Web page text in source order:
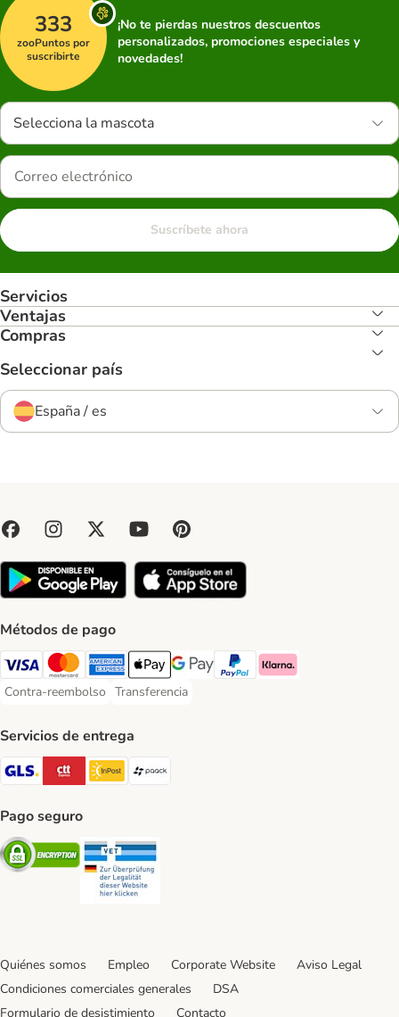
333
zooPuntos por
suscribirte
¡No te pierdas nuestros descuentos
personalizados, promociones especiales y
novedades!
Selecciona la mascota
Suscríbete ahora
Servicios
Ventajas
Compras
Seleccionar país
España / es
Métodos de pago
Visa Payment Method
Mastercard Payment Method
American Express Payment Method
Apple Pay Payment Method
Google Pay Payment Method
PayPal Payment Method
Klarna Payment Method
Contra-reembolso
Contra-reembolso Payment Method
Transferencia
Transferencia Payment Method
Servicios de entrega
GLS Shipping Method
CTTExpress Shipping Method
InPost Shipping Method
paack Shipping Method
Pago seguro
Security
Quiénes somos Empleo Corporate Website
Aviso Legal
Condiciones comerciales generales
DSA
Formulario de desistimiento
Contacto